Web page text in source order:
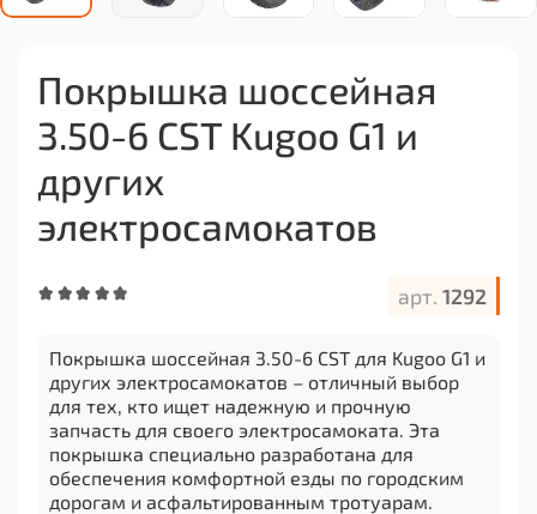
арт. 1292
Покрышка шоссейная
3.50-6 CST Kugoo G1 и
других
электросамокатов
Покрышка шоссейная 3.50-6 CST для Kugoo G1 и
других электросамокатов – отличный выбор
для тех, кто ищет надежную и прочную
запчасть для своего электросамоката. Эта
покрышка специально разработана для
обеспечения комфортной езды по городским
дорогам и асфальтированным тротуарам.